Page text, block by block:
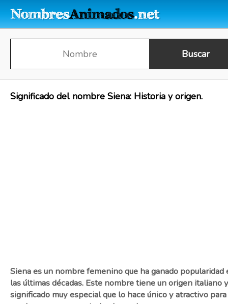
Significado del nombre Siena: Historia y origen.
Siena es un nombre femenino que ha ganado popularidad
las últimas décadas. Este nombre tiene un origen italiano
significado muy especial que lo hace único y atractivo para